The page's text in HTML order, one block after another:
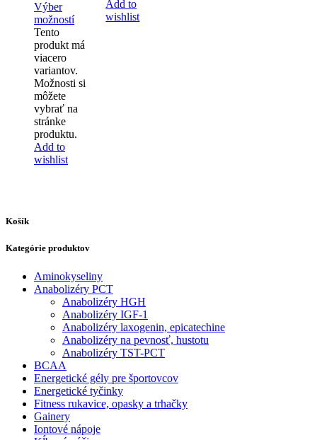
Výber
možností
Tento
produkt má
viacero
variantov.
Možnosti si
môžete
vybrať na
stránke
produktu.
Add to
wishlist
Add to
wishlist
Košík
Kategórie produktov
Aminokyseliny
Anabolizéry PCT
Anabolizéry HGH
Anabolizéry IGF-1
Anabolizéry laxogenin, epicatechine
Anabolizéry na pevnosť, hustotu
Anabolizéry TST-PCT
BCAA
Energetické gély pre športovcov
Energetické tyčinky
Fitness rukavice, opasky a trhačky
Gainery
Iontové nápoje